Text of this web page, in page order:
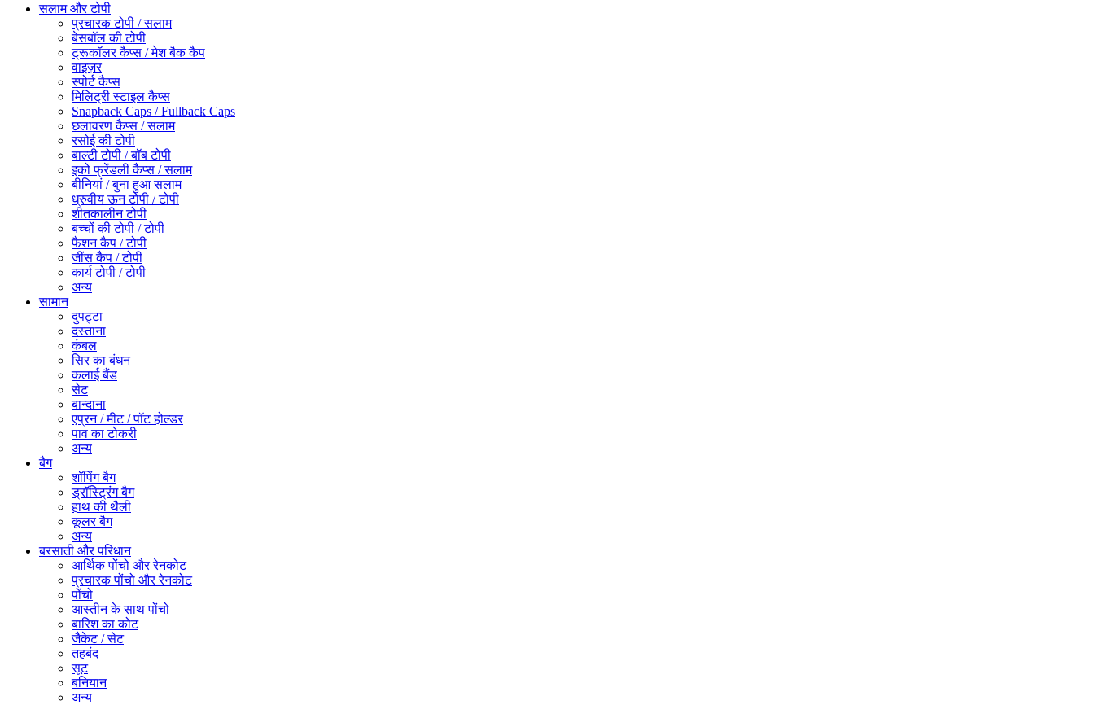
सलाम और टोपी
प्रचारक टोपी / सलाम
बेसबॉल की टोपी
ट्रूकॉलर कैप्स / मेश बैक कैप
वाइज़र
स्पोर्ट कैप्स
मिलिट्री स्टाइल कैप्स
Snapback Caps / Fullback Caps
छलावरण कैप्स / सलाम
रसोई की टोपी
बाल्टी टोपी / बॉब टोपी
इको फ्रेंडली कैप्स / सलाम
बीनियां / बुना हुआ सलाम
ध्रुवीय ऊन टोपी / टोपी
शीतकालीन टोपी
बच्चों की टोपी / टोपी
फैशन कैप / टोपी
जींस कैप / टोपी
कार्य टोपी / टोपी
अन्य
सामान
दुपट्टा
दस्ताना
कंबल
सिर का बंधन
कलाई बैंड
सेट
बान्दाना
एप्रन / मीट / पॉट होल्डर
पाव का टोकरी
अन्य
बैग
शॉपिंग बैग
ड्रॉस्ट्रिंग बैग
हाथ की थैली
कूलर बैग
अन्य
बरसाती और परिधान
आर्थिक पोंचो और रेनकोट
प्रचारक पोंचो और रेनकोट
पोंचो
आस्तीन के साथ पोंचो
बारिश का कोट
जैकेट / सेट
तहबंद
सूट
बनियान
अन्य